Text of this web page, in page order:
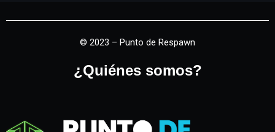
© 2023 – Punto de Respawn
¿Quiénes somos?